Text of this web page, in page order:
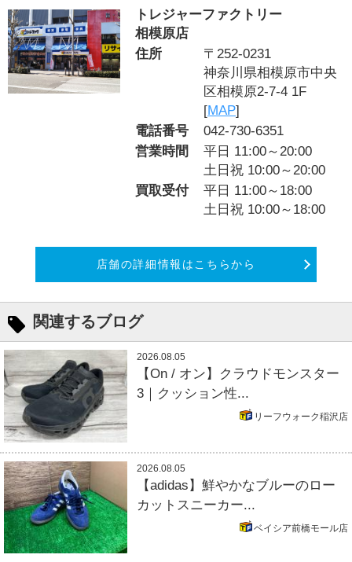
トレジャーファクトリー
相模原店
住所
〒252-0231
神奈川県相模原市中央
区相模原2-7-4 1F
[MAP]
電話番号
042-730-6351
営業時間
平日 11:00～20:00
土日祝 10:00～20:00
買取受付
平日 11:00～18:00
土日祝 10:00～18:00
店舗の詳細情報はこちらから
関連するブログ
2026.08.05
【On / オン】クラウドモンスター
3｜クッション性...
リーフウォーク稲沢店
2026.08.05
【adidas】鮮やかなブルーのロー
カットスニーカー...
ベイシア前橋モール店